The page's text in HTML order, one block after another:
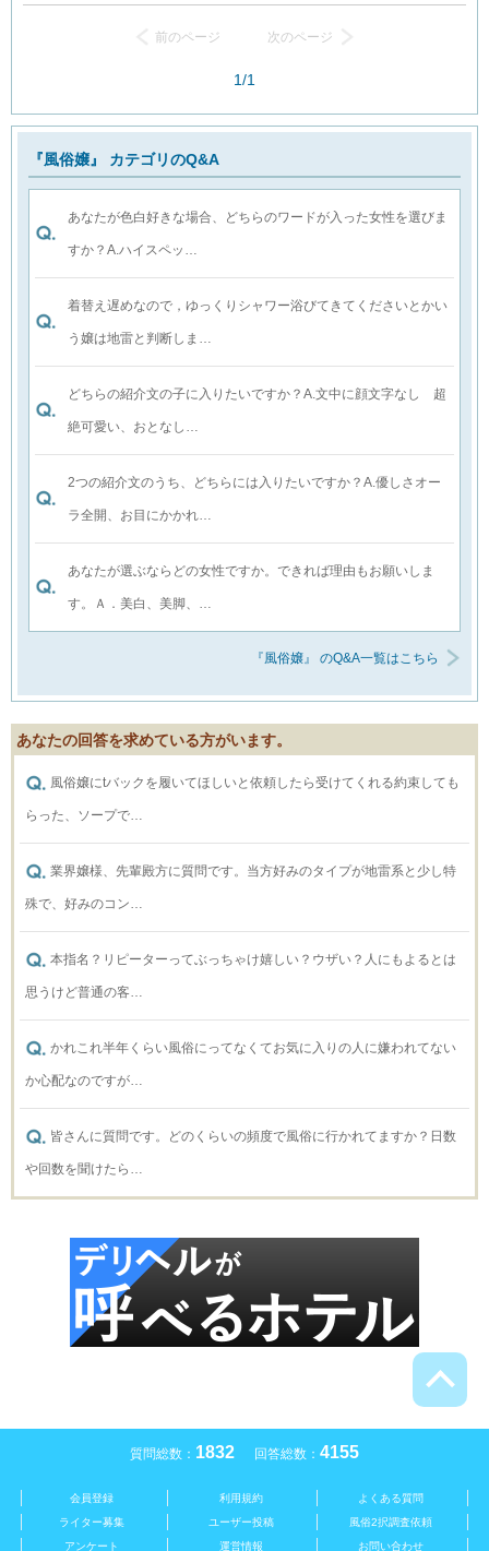
前のページ 次のページ
1/1
『風俗嬢』 カテゴリのQ&A
あなたが色白好きな場合、どちらのワードが入った女性を選びま
すか？A.ハイスペッ…
着替え遅めなので，ゆっくりシャワー浴びてきてくださいとかい
う嬢は地雷と判断しま…
どちらの紹介文の子に入りたいですか？A.文中に顔文字なし 超
絶可愛い、おとなし…
2つの紹介文のうち、どちらには入りたいですか？A.優しさオー
ラ全開、お目にかかれ…
あなたが選ぶならどの女性ですか。できれば理由もお願いしま
す。Ａ．美白、美脚、…
『風俗嬢』 のQ&A一覧はこちら
あなたの回答を求めている方がいます。
風俗嬢にtバックを履いてほしいと依頼したら受けてくれる約束しても
らった、ソープで…
業界嬢様、先輩殿方に質問です。当方好みのタイプが地雷系と少し特
殊で、好みのコン…
本指名？リピーターってぶっちゃけ嬉しい？ウザい？人にもよるとは
思うけど普通の客…
かれこれ半年くらい風俗にってなくてお気に入りの人に嫌われてない
か心配なのですが…
皆さんに質問です。どのくらいの頻度で風俗に行かれてますか？日数
や回数を聞けたら…
質問総数： 1832 回答総数： 4155
会員登録 利用規約
よくある質問
ライター募集
ユーザー投稿
風俗2択調査依頼
アンケート
運営情報 お問い合わせ